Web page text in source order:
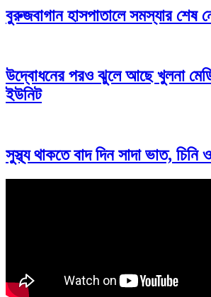
বুরুজবাগান হাসপাতালে সমস্যার শেষ
উদ্বোধনের পরও ঝুলে আছে খুলনা
ইউনিট
সুস্থ্য থাকতে বাদ দিন সাদা ভাত, চিনি